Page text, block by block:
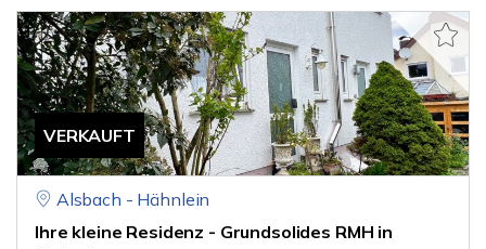
VERKAUFT
Alsbach - Hähnlein
Ihre kleine Residenz - Grundsolides RMH in